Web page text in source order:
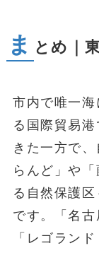
ま とめ｜
市内で唯一
る国際貿易
きた一方で
らんど」や
る自然保護
です。「名古
「レゴラン